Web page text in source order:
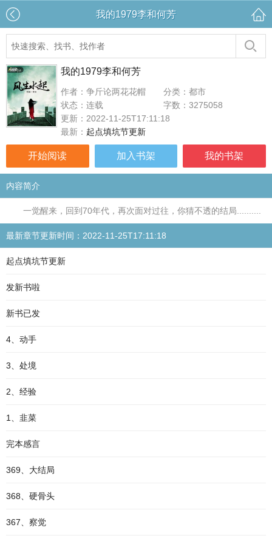
我的1979李和何芳
我的1979李和何芳
作者：争斤论两花花帽
分类：都市
状态：连载
字数：3275058
更新：2022-11-25T17:11:18
最新： 起点填坑节更新
开始阅读 加入书架 我的书架
内容简介
一觉醒来，回到70年代，再次面对过往，你猜不透的结局..........
最新章节更新时间：2022-11-25T17:11:18
起点填坑节更新
发新书啦
新书已发
4、动手
3、处境
2、经验
1、韭菜
完本感言
369、大结局
368、硬骨头
367、察觉